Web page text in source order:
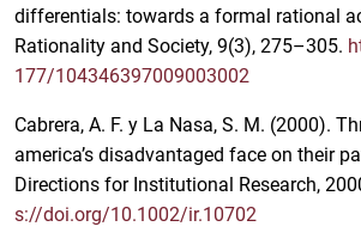
differentials: towards a formal rational
Rationality and Society, 9(3), 275–305.
177/104346397009003002
Cabrera, A. F. y La Nasa, S. M. (2000).
america’s disadvantaged face on their
Directions for Institutional Research,
s://doi.org/10.1002/ir.10702